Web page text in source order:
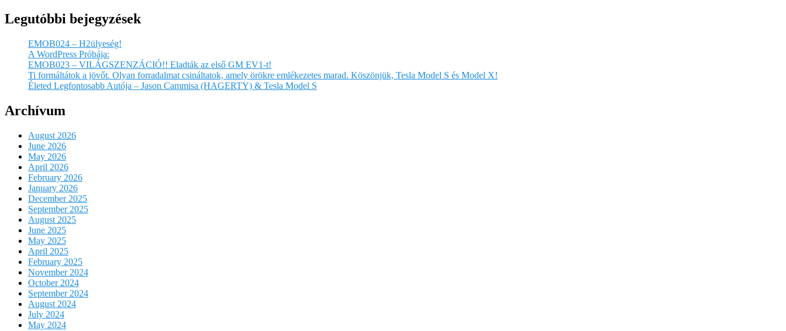
Legutóbbi bejegyzések
EMOB024 – H2ülyeség!
A WordPress Próbája:
EMOB023 – VILÁGSZENZÁCIÓ!! Eladták az első GM EV1-t!
Ti formáltátok a jövőt. Olyan forradalmat csináltatok, amely örökre emlékezetes marad. Köszönjük, Tesla Model S és Model X!
Életed Legfontosabb Autója – Jason Cammisa (HAGERTY) & Tesla Model S
Archívum
August 2026
June 2026
May 2026
April 2026
February 2026
January 2026
December 2025
September 2025
August 2025
June 2025
May 2025
April 2025
February 2025
November 2024
October 2024
September 2024
August 2024
July 2024
May 2024